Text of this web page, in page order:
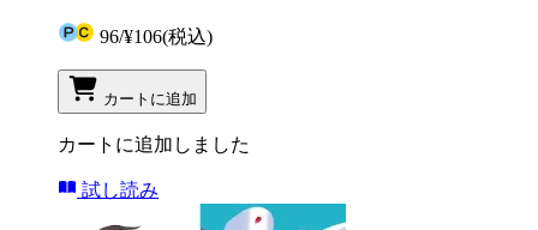
96/¥106(税込)
カートに追加
カートに追加しました
試し読み